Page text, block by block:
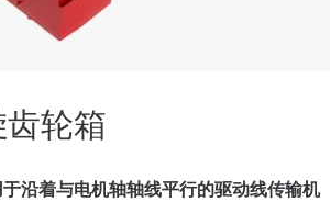
轮箱
沿着与电机轴轴线平行的驱动线传输机